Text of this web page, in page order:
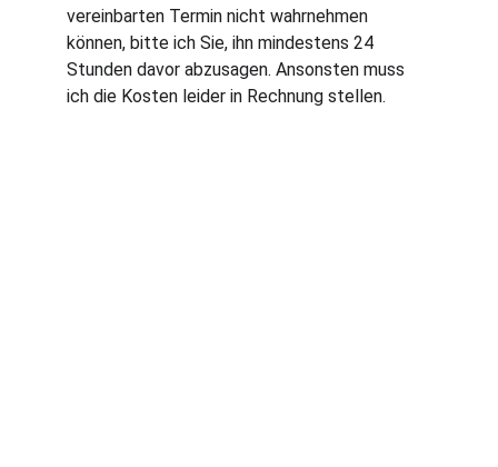
vereinbarten Termin nicht wahrnehmen
können, bitte ich Sie, ihn mindestens 24
Stunden davor abzusagen. Ansonsten muss
ich die Kosten leider in Rechnung stellen.